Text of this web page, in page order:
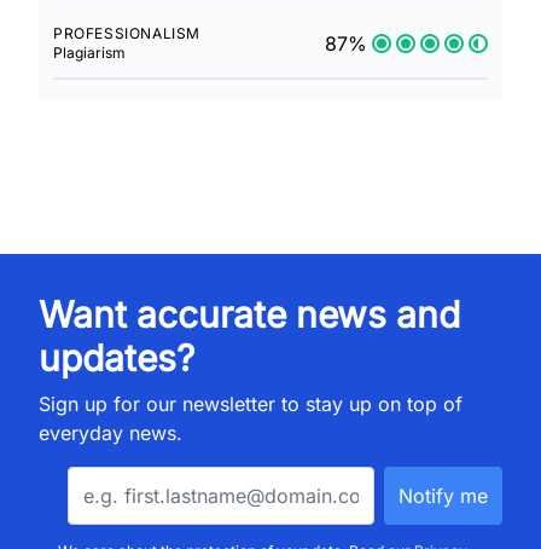
PROFESSIONALISM
Plagiarism
87%
Want accurate news and
updates?
Sign up for our newsletter to stay up on top of
everyday news.